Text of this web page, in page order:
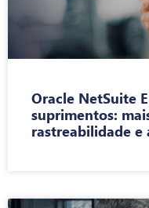
Oracle NetSuite
suprimentos:
rastreabilidade e